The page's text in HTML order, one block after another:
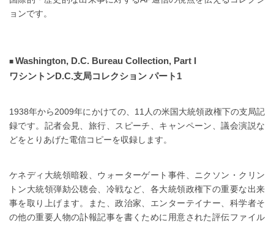
ョンです。
Washington, D.C. Bureau Collection, Part I
ワシントンD.C.支局コレクション パート1
1938年から2009年にかけての、11人の米国大統領政権下の支局記
録です。記者会見、旅行、スピーチ、キャンペーン、議会演説な
どをとりあげた電信コピーを収録します。
ケネディ大統領暗殺、ウォーターゲート事件、ニクソン・クリン
トン大統領弾劾公聴会、冷戦など、各大統領政権下の重要な出来
事を取り上げます。また、政治家、エンターテイナー、科学者そ
の他の重要人物の訃報記事を書くために用意された評伝ファイル